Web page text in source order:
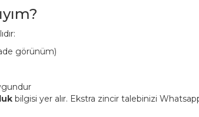
görünüm)
bilgisi yer alır. Ekstra zincir talebinizi